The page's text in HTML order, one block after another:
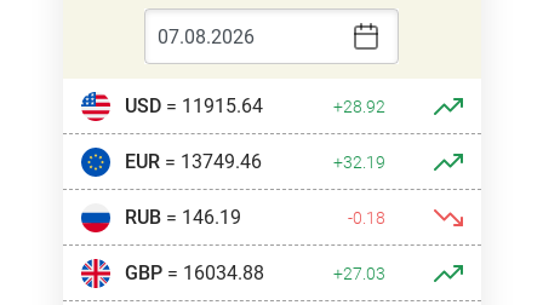
USD= 11915.64 +28.92
EUR= 13749.46 +32.19
RUB= 146.19 -0.18
GBP= 16034.88 +27.03